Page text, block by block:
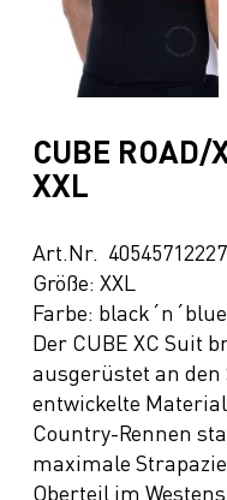
CUBE ROAD/
XXL
Art.Nr.
Größe: XXL
Farbe:
Der CUBE XC Suit
ausgerüstet an
entwickelte
Country-Rennen
maximale
Oberteil im